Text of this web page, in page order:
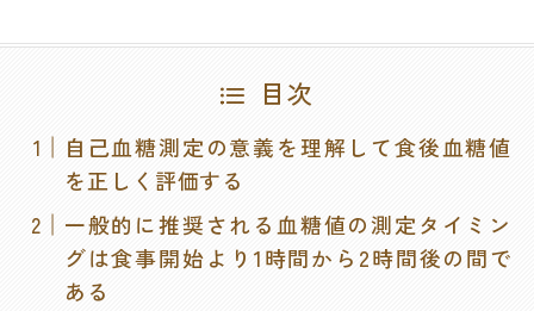
目次
自己血糖測定の意義を理解して食後血糖値
を正しく評価する
一般的に推奨される血糖値の測定タイミン
グは食事開始より1時間から2時間後の間で
ある